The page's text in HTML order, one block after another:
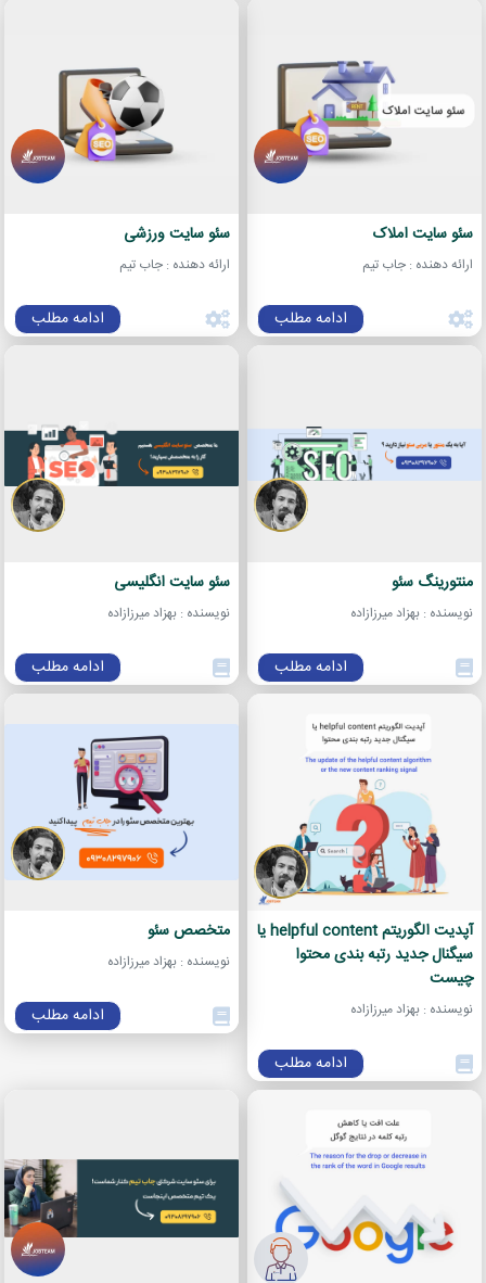
سئو سایت املاک
ارائه دهنده : جاب تیم
ادامه مطلب
سئو سایت ورزشی
ارائه دهنده : جاب تیم
ادامه مطلب
منتورینگ سئو
نویسنده : بهزاد میرزازاده
ادامه مطلب
سئو سایت انگلیسی
نویسنده : بهزاد میرزازاده
ادامه مطلب
آپدیت الگوریتم helpful content یا
سیگنال جدید رتبه بندی محتوا
چیست
نویسنده : بهزاد میرزازاده
ادامه مطلب
متخصص سئو
نویسنده : بهزاد میرزازاده
ادامه مطلب